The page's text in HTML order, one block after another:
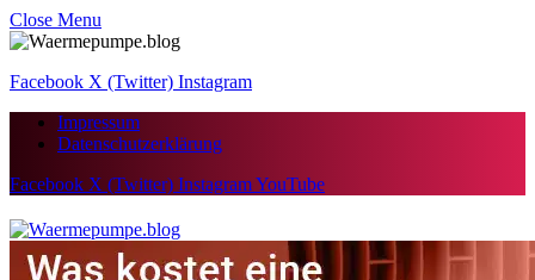
Close Menu
Facebook X (Twitter) Instagram
Impressum
Datenschutzerklärung
Facebook X (Twitter) InstagramYouTube